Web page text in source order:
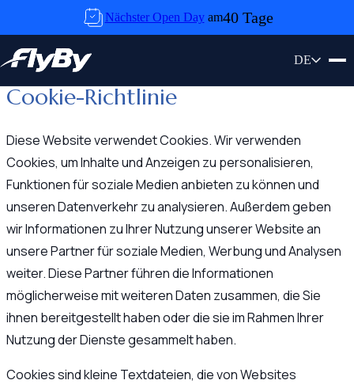
Nächster Open Dayam40 Tage
DE
Cookie-Richtlinie
Diese Website verwendet Cookies. Wir verwenden
Cookies, um Inhalte und Anzeigen zu personalisieren,
Funktionen für soziale Medien anbieten zu können und
unseren Datenverkehr zu analysieren. Außerdem geben
wir Informationen zu Ihrer Nutzung unserer Website an
unsere Partner für soziale Medien, Werbung und Analysen
weiter. Diese Partner führen die Informationen
möglicherweise mit weiteren Daten zusammen, die Sie
ihnen bereitgestellt haben oder die sie im Rahmen Ihrer
Nutzung der Dienste gesammelt haben.
Cookies sind kleine Textdateien, die von Websites